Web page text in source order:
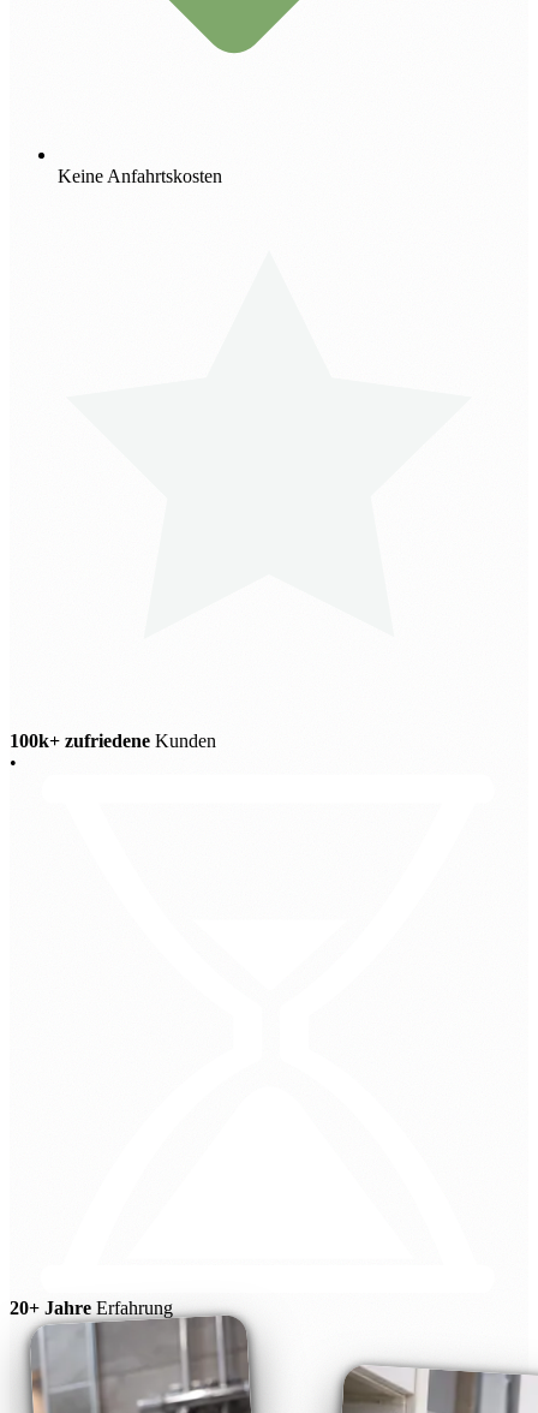
Keine Anfahrtskosten
100k+ zufriedene Kunden
•
20+ Jahre Erfahrung